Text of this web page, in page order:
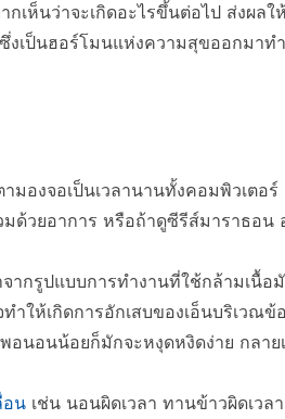
เห็นว่าจะเกิดอะไรขึ้นต่อไป ส่งผล
เป็นฮอร์โมนแห่งความสุขออกมาท
ามองจอเป็นเวลานานทั้งคอมพิวเต
ด้วยอาการ หรือถ้าดูซีรีส์มาราธอ
ากรูปแบบการทำงานที่ใช้กล้ามเนื้อ
ให้เกิดการอักเสบของเอ็นบริเวณ
อนอนน้อยก็มักจะหงุดหงิดง่าย กลา
อน เช่น นอนผิดเวลา ทานข้าวผิดเวลา